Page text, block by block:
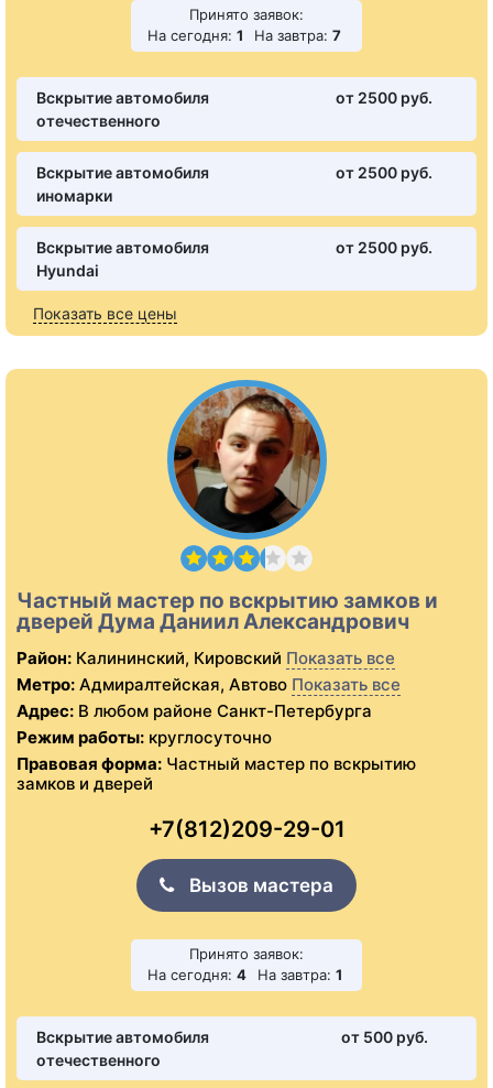
Принято заявок:
На сегодня: 1 На завтра: 7
Вскрытие автомобиля
отечественного
от 2500 pуб.
Вскрытие автомобиля
иномарки
от 2500 pуб.
Вскрытие автомобиля
Hyundai
от 2500 pуб.
Показать все цены
Частный мастер по вскрытию замков и
дверей Дума Даниил Александрович
Район: Калининский, Кировский Показать все
Метро: Адмиралтейская, Автово Показать все
Адрес: В любом районе Санкт-Петербурга
Режим работы: круглосуточно
Правовая форма: Частный мастер по вскрытию
замков и дверей
+7(812)209-29-01
Вызов мастера
Принято заявок:
На сегодня: 4 На завтра: 1
Вскрытие автомобиля
отечественного
от 500 pуб.